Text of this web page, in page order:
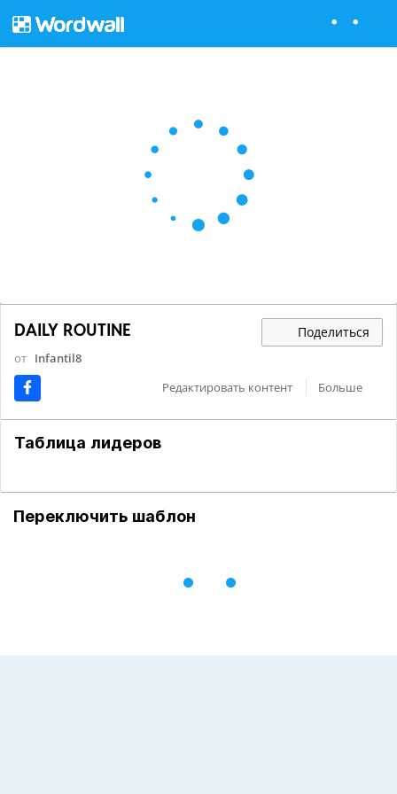
DAILY ROUTINE Поделиться
от Infantil8
Редактировать контент
Больше
Таблица лидеров
Переключить шаблон